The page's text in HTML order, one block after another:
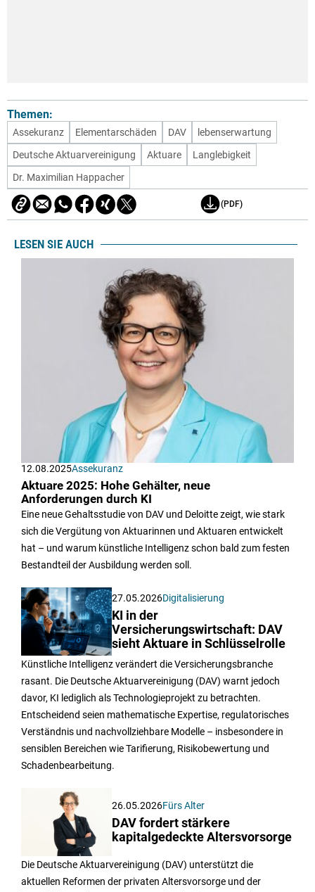
Themen:
Assekuranz Elementarschäden DAV
lebenserwartung
Deutsche Aktuarvereinigung
Aktuare
Langlebigkeit
Dr. Maximilian Happacher
(PDF)
LESEN SIE AUCH
12.08.2025Assekuranz
Aktuare 2025: Hohe Gehälter, neue
Anforderungen durch KI
Eine neue Gehaltsstudie von DAV und Deloitte zeigt, wie stark
sich die Vergütung von Aktuarinnen und Aktuaren entwickelt
hat – und warum künstliche Intelligenz schon bald zum festen
Bestandteil der Ausbildung werden soll.
27.05.2026Digitalisierung
KI in der
Versicherungswirtschaft: DAV
sieht Aktuare in Schlüsselrolle
Künstliche Intelligenz verändert die Versicherungsbranche
rasant. Die Deutsche Aktuarvereinigung (DAV) warnt jedoch
davor, KI lediglich als Technologieprojekt zu betrachten.
Entscheidend seien mathematische Expertise, regulatorisches
Verständnis und nachvollziehbare Modelle – insbesondere in
sensiblen Bereichen wie Tarifierung, Risikobewertung und
Schadenbearbeitung.
26.05.2026Fürs Alter
DAV fordert stärkere
kapitalgedeckte Altersvorsorge
Die Deutsche Aktuarvereinigung (DAV) unterstützt die
aktuellen Reformen der privaten Altersvorsorge und der